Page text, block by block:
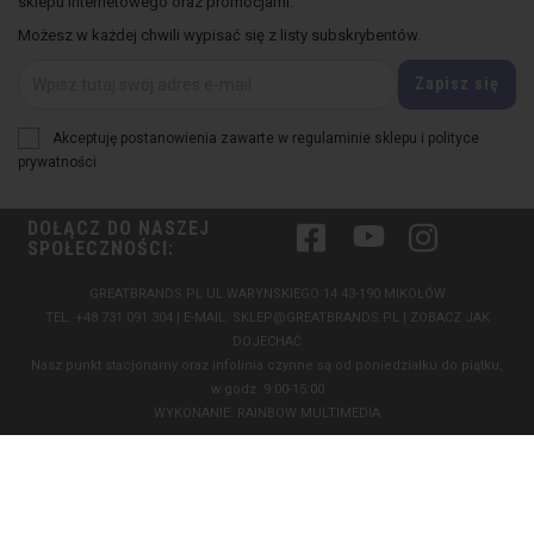
Możesz w każdej chwili wypisać się z listy subskrybentów.
Akceptuję postanowienia zawarte w regulaminie sklepu i polityce
prywatności
DOŁĄCZ DO NASZEJ
SPOŁECZNOŚCI:
FacebookYouTube
GREATBRANDS.PL UL.WARYNSKIEGO 14 43-190 MIKOŁÓW
TEL.
+48 731 091 304 | E-MAIL: SKLEP@GREATBRANDS.PL | ZOBACZ JAK
DOJECHAĆ
Nasz punkt stacjonarny oraz infolinia czynne są od poniedziałku do piątku,
w godz. 9:00-15:00
WYKONANIE: RAINBOW MULTIMEDIA